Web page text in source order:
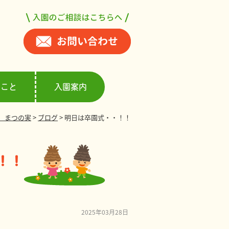
と 入園案内
まつの実> ブログ> 明日は卒園式・・！！
！
2025年03月28日